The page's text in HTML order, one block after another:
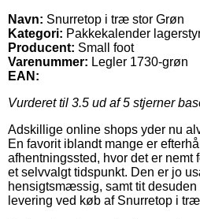
Navn: Snurretop i træ stor Grøn
Kategori: Pakkekalender
Producent: Small foot
Varenummer: Legler 1730-grøn
EAN:
Vurderet til 3.5 ud af 5 stjerner
Adskillige online shops yder nu
En favorit iblandt mange er
afhentningssted, hvor det er nemt
et selvvalgt tidspunkt. Den er jo
hensigtsmæssig, samt tit
levering ved køb af Snurretop i